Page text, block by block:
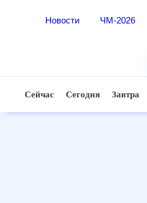
Новости ЧМ-2026
Сейчас Сегодня Завтра